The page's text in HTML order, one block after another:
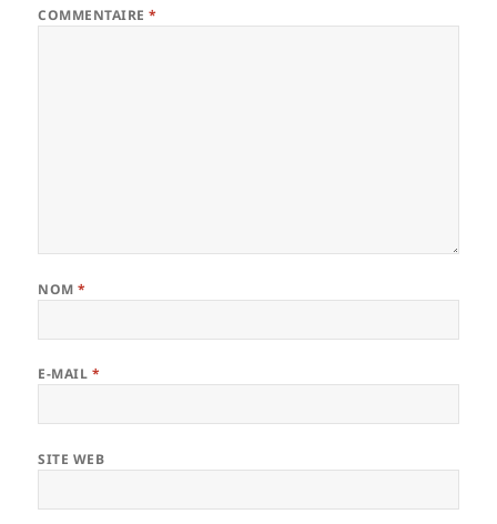
COMMENTAIRE*
NOM*
E-MAIL *
SITE WEB